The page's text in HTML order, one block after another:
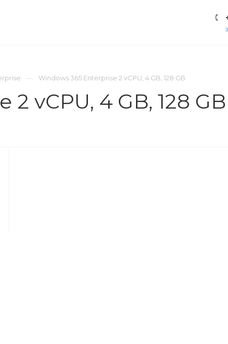
Windows 365 Enterprise 2 vCPU, 4 GB, 128 GB
vCPU, 4 GB, 128 GB